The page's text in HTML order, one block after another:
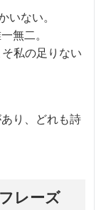
ない。
無二。
私の足りない
り、どれも詩
レーズ